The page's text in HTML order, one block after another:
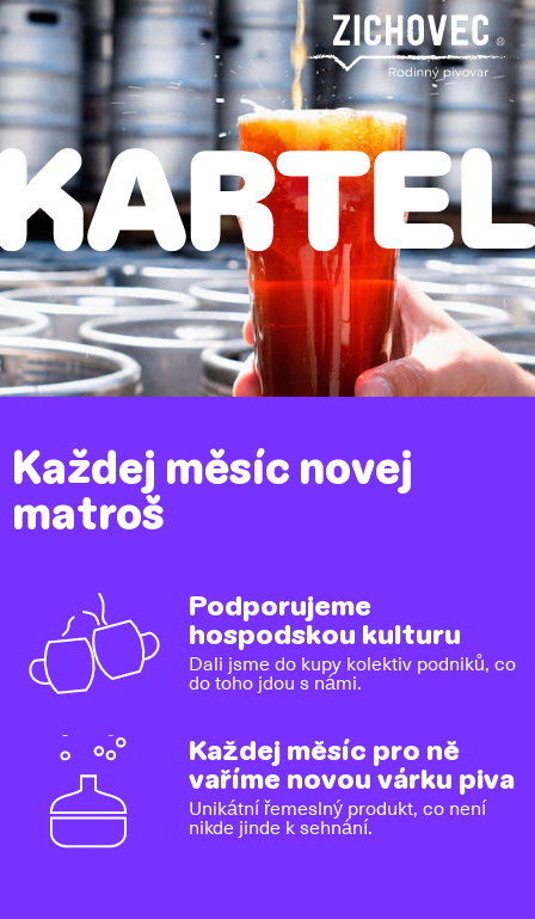
Každej měsíc novej
matroš
Podporujeme
hospodskou kulturu
Dali jsme do kupy kolektiv podniků, co
do toho jdou s námi.
Každej měsíc pro ně
vaříme novou várku piva
Unikátní řemeslný produkt, co není
nikde jinde k sehnání.